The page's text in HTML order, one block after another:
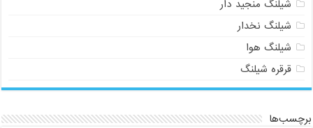
شیلنگ منجید دار
شیلنگ نخدار
شیلنگ هوا
قرقره شیلنگ
برچسب‌ها